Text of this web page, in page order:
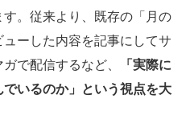
す。従来より、既存の「月の
ーした内容を記事にしてサ
で配信するなど、
「実際に
いるのか」という視点を大